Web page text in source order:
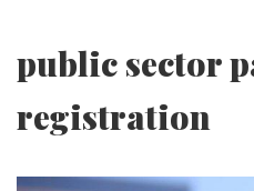
public sector
registration